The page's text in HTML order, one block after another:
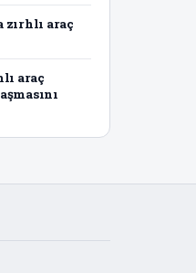
zırhlı araç
araç